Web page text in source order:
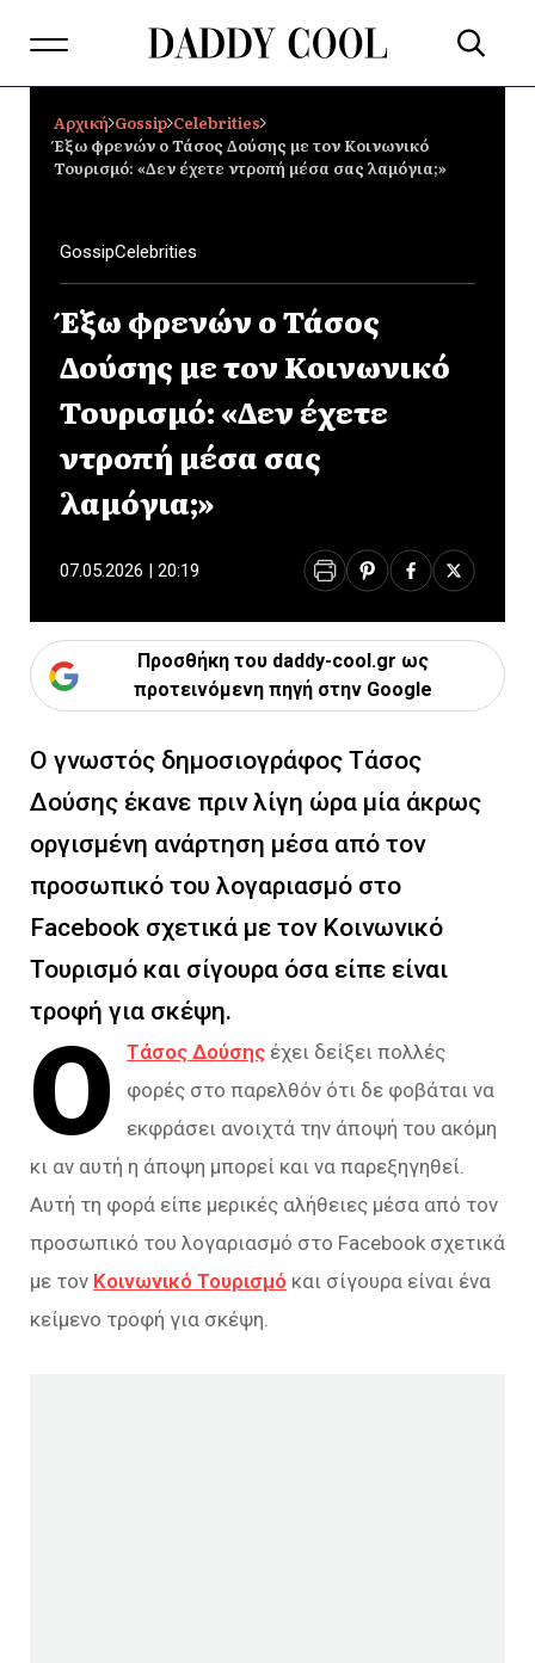
Αρχική Gossip Celebrities
Έξω φρενών ο Τάσος Δούσης με τον Κοινωνικό
Τουρισμό: «Δεν έχετε ντροπή μέσα σας λαμόγια;»
GossipCelebrities
Έξω φρενών ο Τάσος
Δούσης με τον Κοινωνικό
Τουρισμό: «Δεν έχετε
ντροπή μέσα σας
λαμόγια;»
07.05.2026 | 20:19
Προσθήκη του daddy-cool.gr ως
προτεινόμενη πηγή στην Google
Ο γνωστός δημοσιογράφος Τάσος
Δούσης έκανε πριν λίγη ώρα μία άκρως
οργισμένη ανάρτηση μέσα από τον
προσωπικό του λογαριασμό στο
Facebook σχετικά με τον Κοινωνικό
Τουρισμό και σίγουρα όσα είπε είναι
τροφή για σκέψη.
Ο Τάσος Δούσης έχει δείξει πολλές
φορές στο παρελθόν ότι δε φοβάται να
εκφράσει ανοιχτά την άποψή του ακόμη
κι αν αυτή η άποψη μπορεί και να παρεξηγηθεί.
Αυτή τη φορά είπε μερικές αλήθειες μέσα από τον
προσωπικό του λογαριασμό στο Facebook σχετικά
με τον Κοινωνικό Τουρισμό και σίγουρα είναι ένα
κείμενο τροφή για σκέψη.